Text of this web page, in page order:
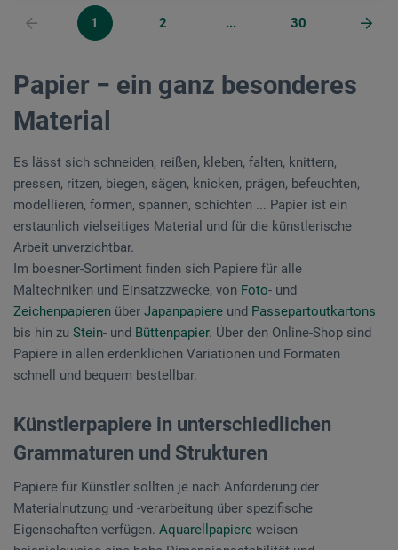
1 2 ... 30
Papier − ein ganz besonderes
Material
Es lässt sich schneiden, reißen, kleben, falten, knittern,
pressen, ritzen, biegen, sägen, knicken, prägen, befeuchten,
modellieren, formen, spannen, schichten ... Papier ist ein
erstaunlich vielseitiges Material und für die künstlerische
Arbeit unverzichtbar.
Im boesner-Sortiment finden sich Papiere für alle
Maltechniken und Einsatzzwecke, von Foto- und
Zeichenpapieren über Japanpapiere und Passepartoutkartons
bis hin zu Stein- und Büttenpapier. Über den Online-Shop sind
Papiere in allen erdenklichen Variationen und Formaten
schnell und bequem bestellbar.
Künstlerpapiere in unterschiedlichen
Grammaturen und Strukturen
Papiere für Künstler sollten je nach Anforderung der
Materialnutzung und -verarbeitung über spezifische
Eigenschaften verfügen. Aquarellpapiere weisen